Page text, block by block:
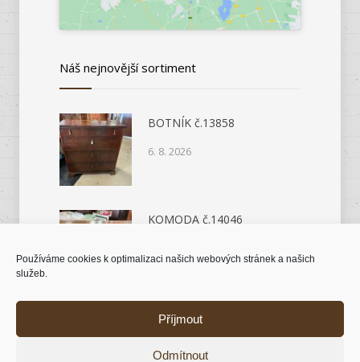
Používáme cookies k optimalizaci našich webových stránek a našich
služeb.
Příjmout
Odmítnout
Náš nejnovější sortiment
BOTNÍK č.13858
6. 8. 2026
KOMODA č.14046